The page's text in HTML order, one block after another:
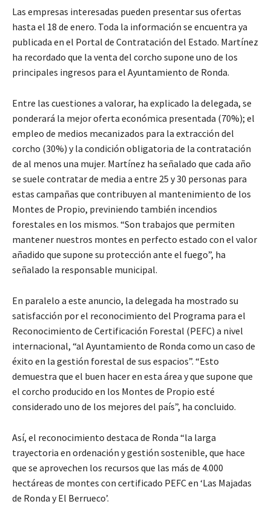
Las empresas interesadas pueden presentar sus ofertas
hasta el 18 de enero. Toda la información se encuentra ya
publicada en el Portal de Contratación del Estado. Martínez
ha recordado que la venta del corcho supone uno de los
principales ingresos para el Ayuntamiento de Ronda.
Entre las cuestiones a valorar, ha explicado la delegada, se
ponderará la mejor oferta económica presentada (70%); el
empleo de medios mecanizados para la extracción del
corcho (30%) y la condición obligatoria de la contratación
de al menos una mujer. Martínez ha señalado que cada año
se suele contratar de media a entre 25 y 30 personas para
estas campañas que contribuyen al mantenimiento de los
Montes de Propio, previniendo también incendios
forestales en los mismos. “Son trabajos que permiten
mantener nuestros montes en perfecto estado con el valor
añadido que supone su protección ante el fuego”, ha
señalado la responsable municipal.
En paralelo a este anuncio, la delegada ha mostrado su
satisfacción por el reconocimiento del Programa para el
Reconocimiento de Certificación Forestal (PEFC) a nivel
internacional, “al Ayuntamiento de Ronda como un caso de
éxito en la gestión forestal de sus espacios”. “Esto
demuestra que el buen hacer en esta área y que supone que
el corcho producido en los Montes de Propio esté
considerado uno de los mejores del país”, ha concluido.
Así, el reconocimiento destaca de Ronda “la larga
trayectoria en ordenación y gestión sostenible, que hace
que se aprovechen los recursos que las más de 4.000
hectáreas de montes con certificado PEFC en ‘Las Majadas
de Ronda y El Berrueco’.